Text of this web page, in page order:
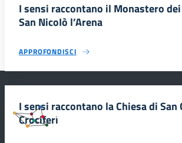
I sensi raccontano il Monastero
San NicoIò l’Arena
APPROFONDISCI
I sensi raccontano la Chiesa di San
Crociferi